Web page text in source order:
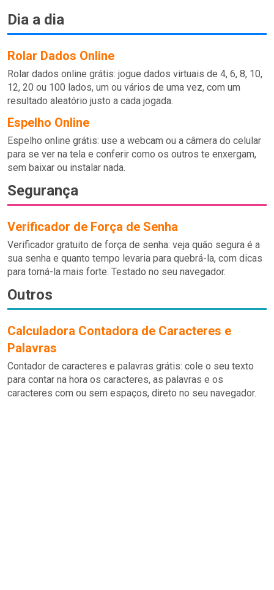
Dia a dia
Rolar Dados Online
Rolar dados online grátis: jogue dados virtuais de 4, 6, 8, 10,
12, 20 ou 100 lados, um ou vários de uma vez, com um
resultado aleatório justo a cada jogada.
Espelho Online
Espelho online grátis: use a webcam ou a câmera do celular
para se ver na tela e conferir como os outros te enxergam,
sem baixar ou instalar nada.
Segurança
Verificador de Força de Senha
Verificador gratuito de força de senha: veja quão segura é a
sua senha e quanto tempo levaria para quebrá-la, com dicas
para torná-la mais forte. Testado no seu navegador.
Outros
Calculadora Contadora de Caracteres e
Palavras
Contador de caracteres e palavras grátis: cole o seu texto
para contar na hora os caracteres, as palavras e os
caracteres com ou sem espaços, direto no seu navegador.